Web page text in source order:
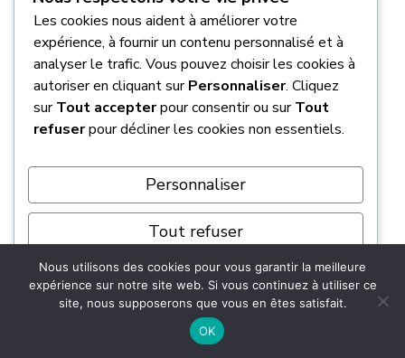
Quelles sont les conditions d’âge et
de permis pour conduire un utilitaire
?
Pour prendre le volant d’un camion de
location, vous devez impérativement être
permis B valide
générale, l’âge minimum requis est fixé à 21
ans pour les petits gabarits, et peut s’élever à
23 ou 25 ans pour les véhicules plus
volumineux comme le 20 m3. Une ancienneté
de permis de deux à trois ans est souvent
exigée par les assureurs partenaires afin de
Les cookies nous aident à améliorer votre
expérience, à fournir un contenu personnalisé et à
analyser le trafic. Vous pouvez choisir les cookies à
autoriser en cliquant surPersonnaliser. Cliquez
surTout accepterpour consentir ou surTout
refuserpour décliner les cookies non essentiels.
Personnaliser
Tout refuser
Tout accepter
Nous utilisons des cookies pour vous garantir la meilleure
expérience sur notre site web. Si vous continuez à utiliser ce
site, nous supposerons que vous en êtes satisfait.
OK